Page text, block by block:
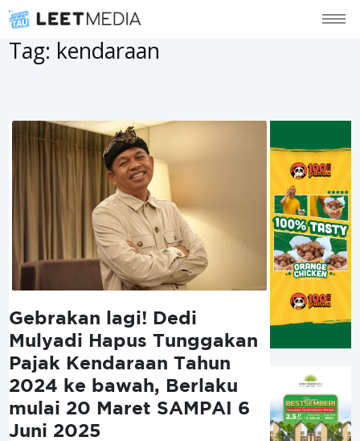
Tag: kendaraan
Gebrakan lagi! Dedi
Mulyadi Hapus Tunggakan
Pajak Kendaraan Tahun
2024 ke bawah, Berlaku
mulai 20 Maret SAMPAI 6
Juni 2025